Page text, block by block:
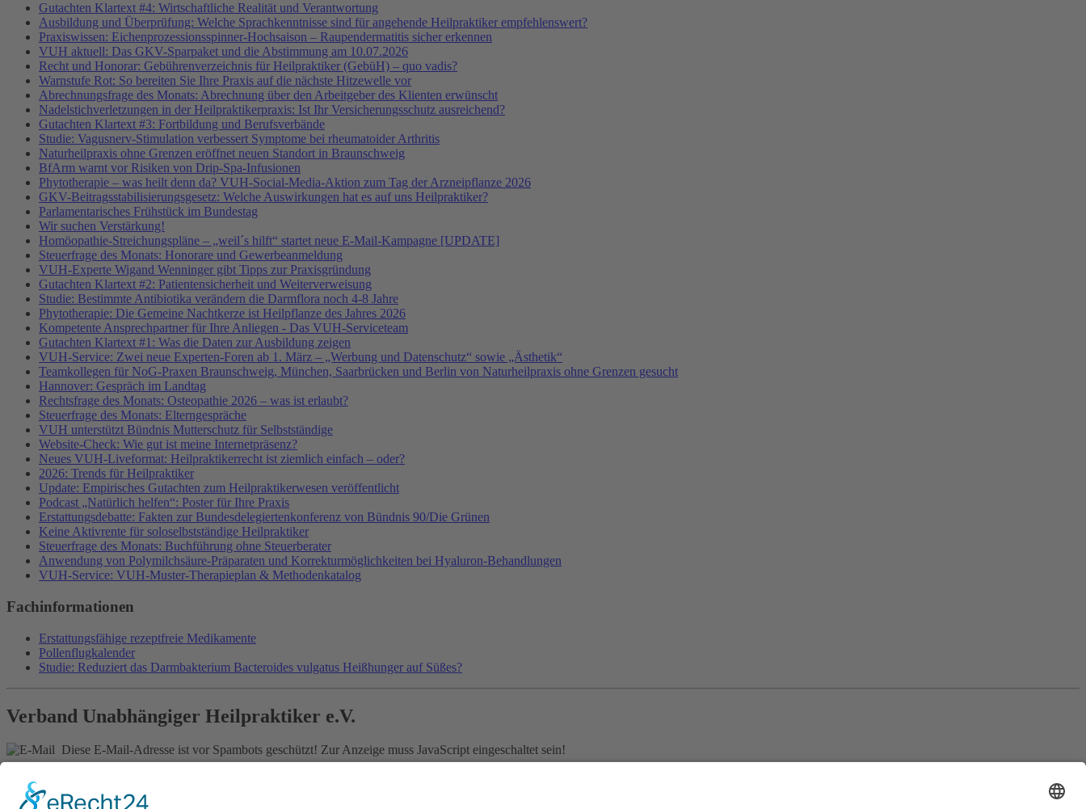
Gutachten Klartext #4: Wirtschaftliche Realität und Verantwortung
Ausbildung und Überprüfung: Welche Sprachkenntnisse sind für angehende Heilpraktiker empfehlenswert?
Praxiswissen: Eichenprozessionsspinner-Hochsaison – Raupendermatitis sicher erkennen
VUH aktuell: Das GKV-Sparpaket und die Abstimmung am 10.07.2026
Recht und Honorar: Gebührenverzeichnis für Heilpraktiker (GebüH) – quo vadis?
Warnstufe Rot: So bereiten Sie Ihre Praxis auf die nächste Hitzewelle vor
Abrechnungsfrage des Monats: Abrechnung über den Arbeitgeber des Klienten erwünscht
Nadelstichverletzungen in der Heilpraktikerpraxis: Ist Ihr Versicherungsschutz ausreichend?
Gutachten Klartext #3: Fortbildung und Berufsverbände
Studie: Vagusnerv-Stimulation verbessert Symptome bei rheumatoider Arthritis
Naturheilpraxis ohne Grenzen eröffnet neuen Standort in Braunschweig
BfArm warnt vor Risiken von Drip-Spa-Infusionen
Phytotherapie – was heilt denn da? VUH-Social-Media-Aktion zum Tag der Arzneipflanze 2026
GKV-Beitragsstabilisierungsgesetz: Welche Auswirkungen hat es auf uns Heilpraktiker?
Parlamentarisches Frühstück im Bundestag
Wir suchen Verstärkung!
Homöopathie-Streichungspläne – „weil´s hilft“ startet neue E-Mail-Kampagne [UPDATE]
Steuerfrage des Monats: Honorare und Gewerbeanmeldung
VUH-Experte Wigand Wenninger gibt Tipps zur Praxisgründung
Gutachten Klartext #2: Patientensicherheit und Weiterverweisung
Studie: Bestimmte Antibiotika verändern die Darmflora noch 4-8 Jahre
Phytotherapie: Die Gemeine Nachtkerze ist Heilpflanze des Jahres 2026
Kompetente Ansprechpartner für Ihre Anliegen - Das VUH-Serviceteam
Gutachten Klartext #1: Was die Daten zur Ausbildung zeigen
VUH-Service: Zwei neue Experten-Foren ab 1. März – „Werbung und Datenschutz“ sowie „Ästhetik“
Teamkollegen für NoG-Praxen Braunschweig, München, Saarbrücken und Berlin von Naturheilpraxis ohne Grenzen gesucht
Hannover: Gespräch im Landtag
Rechtsfrage des Monats: Osteopathie 2026 – was ist erlaubt?
Steuerfrage des Monats: Elterngespräche
VUH unterstützt Bündnis Mutterschutz für Selbstständige
Website-Check: Wie gut ist meine Internetpräsenz?
Neues VUH-Liveformat: Heilpraktikerrecht ist ziemlich einfach – oder?
2026: Trends für Heilpraktiker
Update: Empirisches Gutachten zum Heilpraktikerwesen veröffentlicht
Podcast „Natürlich helfen“: Poster für Ihre Praxis
Erstattungsdebatte: Fakten zur Bundesdelegiertenkonferenz von Bündnis 90/Die Grünen
Keine Aktivrente für soloselbstständige Heilpraktiker
Steuerfrage des Monats: Buchführung ohne Steuerberater
Anwendung von Polymilchsäure-Präparaten und Korrekturmöglichkeiten bei Hyaluron-Behandlungen
VUH-Service: VUH-Muster-Therapieplan & Methodenkatalog
Fachinformationen
Erstattungsfähige rezeptfreie Medikamente
Pollenflugkalender
Studie: Reduziert das Darmbakterium Bacteroides vulgatus Heißhunger auf Süßes?
Verband Unabhängiger Heilpraktiker e.V.
Diese E-Mail-Adresse ist vor Spambots geschützt! Zur Anzeige muss JavaScript eingeschaltet sein!
Gördelinger Straße 47